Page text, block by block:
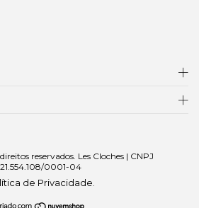
reservados. Les Cloches | CNPJ
21.554.108/0001-04
de Privacidade